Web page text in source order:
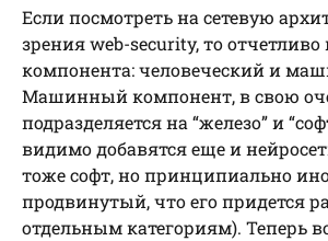
Если посмотреть на сетевую
зрения web-security, то отчетливо
компонента: человеческий и
Машинный компонент, в свою
подразделяется на “железо” и
видимо добавятся еще и
тоже софт, но принципиально
продвинутый, что его придется
отдельным категориям). Теперь